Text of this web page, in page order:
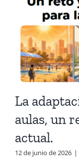
La
aulas, un
actual.
12 de junio de 2026 |